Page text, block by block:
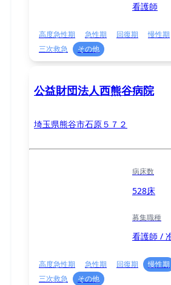
看護師
高度急性期 急性期 回復期 慢性期
三次救急
その他
公益財団法人西熊谷病院
埼玉県熊谷市石原５７２
病床数
528床
募集職種
看護師 /
高度急性期 急性期 回復期 慢性期
三次救急
その他